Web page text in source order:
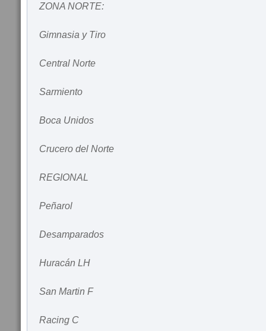
ZONA NORTE:
Gimnasia y Tiro
Central Norte
Sarmiento
Boca Unidos
Crucero del Norte
REGIONAL
Peñarol
Desamparados
Huracán LH
San Martin F
Racing C